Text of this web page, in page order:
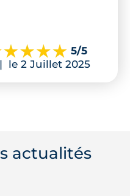
5/5
| le 2 Juillet 2025
actualités